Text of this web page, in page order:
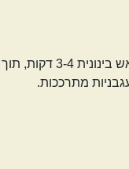
מבשלים על אש
מתרככות.